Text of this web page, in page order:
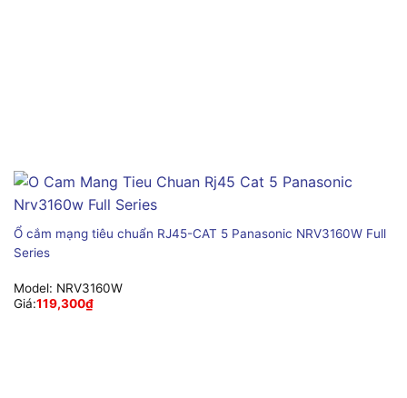
Ổ cắm mạng tiêu chuẩn RJ45-CAT 5 Panasonic NRV3160W Full
Series
Model: NRV3160W
Giá:119,300₫